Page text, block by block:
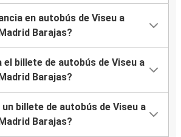
en autobús de Viseu a
Barajas?
billete de autobús de Viseu a
Barajas?
billete de autobús de Viseu a
Barajas?